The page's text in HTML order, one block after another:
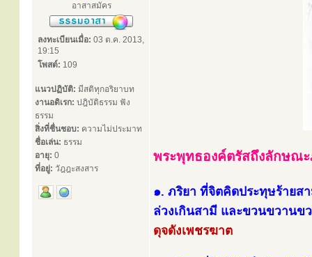
อาสาสมัคร
ลงทะเบียนเมื่อ: 03 ต.ค. 2013,
19:15
โพสต์: 109
แนวปฏิบัติ: มีสติทุกอริยาบท
งานอดิเรก: ปฎิบัติธรรม ฟัง
ธรรม
สิ่งที่ชื่นชอบ: ความไม่ประมาท
ชื่อเล่น: ธรรม
อายุ: 0
ที่อยู่: วัฎฎะสงสาร
พระพุทธองค์ตรัสถึงลักษณ
๑. ภริยา ที่จิตคิดประทุษร้ายส
ล่วงเกินสามี และขวนขวานข
ดุจดังเพชรฆาต